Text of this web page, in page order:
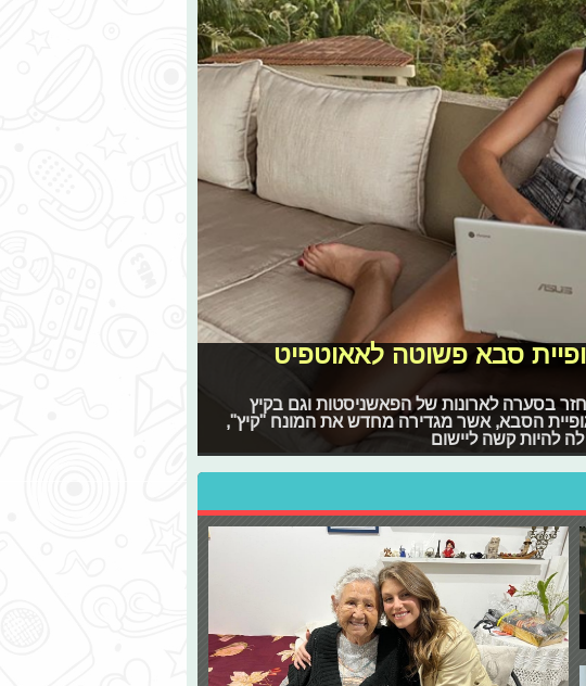
סבא פשוטה לאאוטפיט
לפני כשנתיים הפריט הכי בייסיק משנות ה-80 חזר בסערה לארונות של הפאשניסטות וגם בקיץ
הסבא, אשר מגדירה מחדש את המונח "קיץ",
להיות קשה ליישום